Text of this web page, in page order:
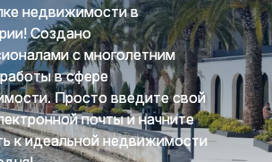
недвижимости в
Создано
с многолетним
в сфере
Просто введите свой
почты и начните
к идеальной недвижимости